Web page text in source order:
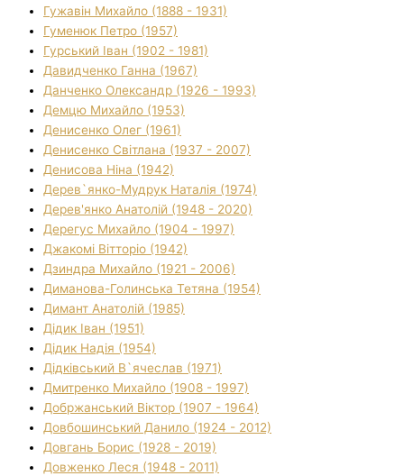
Гужавін Михайло (1888 - 1931)
Гуменюк Петро (1957)
Гурський Іван (1902 - 1981)
Давидченко Ганна (1967)
Данченко Олександр (1926 - 1993)
Демцю Михайло (1953)
Денисенко Олег (1961)
Денисенко Світлана (1937 - 2007)
Денисова Ніна (1942)
Дерев`янко-Мудрук Наталія (1974)
Дерев'янко Анатолій (1948 - 2020)
Дерегус Михайло (1904 - 1997)
Джакомі Вітторіо (1942)
Дзиндра Михайло (1921 - 2006)
Диманова-Голинська Тетяна (1954)
Димант Анатолій (1985)
Дідик Іван (1951)
Дідик Надія (1954)
Дідківський В`ячеслав (1971)
Дмитренко Михайло (1908 - 1997)
Добржанський Віктор (1907 - 1964)
Довбошинський Данило (1924 - 2012)
Довгань Борис (1928 - 2019)
Довженко Леся (1948 - 2011)